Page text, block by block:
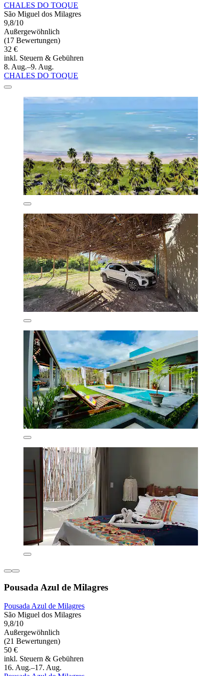
CHALES DO TOQUE
São Miguel dos Milagres
9,8/10
Außergewöhnlich
(17 Bewertungen)
32 €
inkl. Steuern & Gebühren
8. Aug.–9. Aug.
CHALES DO TOQUE
Pousada Azul de Milagres
Pousada Azul de Milagres
São Miguel dos Milagres
9,8/10
Außergewöhnlich
(21 Bewertungen)
50 €
inkl. Steuern & Gebühren
16. Aug.–17. Aug.